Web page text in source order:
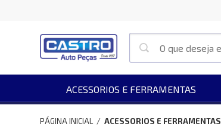
ACESSORIOS E FERRAMENTAS
PÁGINA INICIAL / ACESSORIOS E FERRAMENTAS